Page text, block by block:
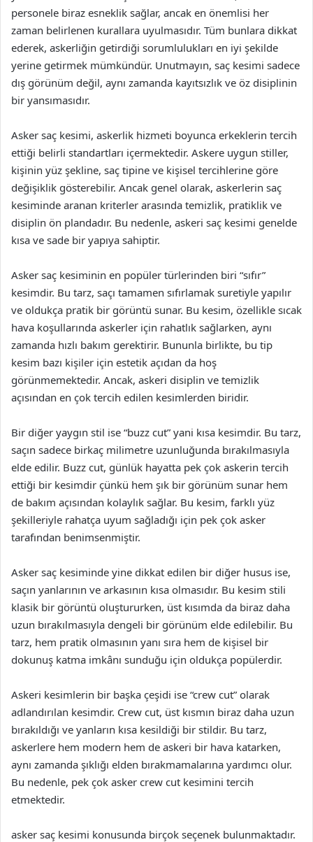
personele biraz esneklik sağlar, ancak en önemlisi her
zaman belirlenen kurallara uyulmasıdır. Tüm bunlara dikkat
ederek, askerliğin getirdiği sorumlulukları en iyi şekilde
yerine getirmek mümkündür. Unutmayın, saç kesimi sadece
dış görünüm değil, aynı zamanda kayıtsızlık ve öz disiplinin
bir yansımasıdır.
Asker saç kesimi, askerlik hizmeti boyunca erkeklerin tercih
ettiği belirli standartları içermektedir. Askere uygun stiller,
kişinin yüz şekline, saç tipine ve kişisel tercihlerine göre
değişiklik gösterebilir. Ancak genel olarak, askerlerin saç
kesiminde aranan kriterler arasında temizlik, pratiklik ve
disiplin ön plandadır. Bu nedenle, askeri saç kesimi genelde
kısa ve sade bir yapıya sahiptir.
Asker saç kesiminin en popüler türlerinden biri “sıfır”
kesimdir. Bu tarz, saçı tamamen sıfırlamak suretiyle yapılır
ve oldukça pratik bir görüntü sunar. Bu kesim, özellikle sıcak
hava koşullarında askerler için rahatlık sağlarken, aynı
zamanda hızlı bakım gerektirir. Bununla birlikte, bu tip
kesim bazı kişiler için estetik açıdan da hoş
görünmemektedir. Ancak, askeri disiplin ve temizlik
açısından en çok tercih edilen kesimlerden biridir.
Bir diğer yaygın stil ise “buzz cut” yani kısa kesimdir. Bu tarz,
saçın sadece birkaç milimetre uzunluğunda bırakılmasıyla
elde edilir. Buzz cut, günlük hayatta pek çok askerin tercih
ettiği bir kesimdir çünkü hem şık bir görünüm sunar hem
de bakım açısından kolaylık sağlar. Bu kesim, farklı yüz
şekilleriyle rahatça uyum sağladığı için pek çok asker
tarafından benimsenmiştir.
Asker saç kesiminde yine dikkat edilen bir diğer husus ise,
saçın yanlarının ve arkasının kısa olmasıdır. Bu kesim stili
klasik bir görüntü oluştururken, üst kısımda da biraz daha
uzun bırakılmasıyla dengeli bir görünüm elde edilebilir. Bu
tarz, hem pratik olmasının yanı sıra hem de kişisel bir
dokunuş katma imkânı sunduğu için oldukça popülerdir.
Askeri kesimlerin bir başka çeşidi ise “crew cut” olarak
adlandırılan kesimdir. Crew cut, üst kısmın biraz daha uzun
bırakıldığı ve yanların kısa kesildiği bir stildir. Bu tarz,
askerlere hem modern hem de askeri bir hava katarken,
aynı zamanda şıklığı elden bırakmamalarına yardımcı olur.
Bu nedenle, pek çok asker crew cut kesimini tercih
etmektedir.
asker saç kesimi konusunda birçok seçenek bulunmaktadır.